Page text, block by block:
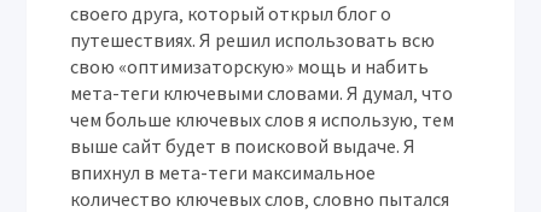
своего друга‚ который открыл блог о
путешествиях. Я решил использовать всю
свою «оптимизаторскую» мощь и набить
мета-теги ключевыми словами. Я думал‚ что
чем больше ключевых слов я использую‚ тем
выше сайт будет в поисковой выдаче. Я
впихнул в мета-теги максимальное
количество ключевых слов‚ словно пытался